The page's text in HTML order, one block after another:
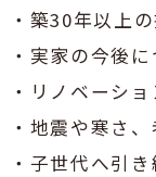
・築30年以上
・実家の今後
・リノベーシ
・地震や寒さ
・子世代へ引